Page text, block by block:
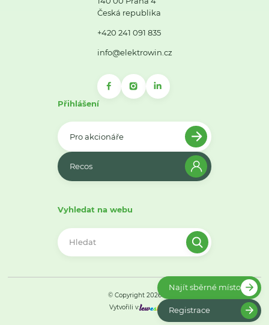
Česká republika
+420 241 091 835
info@elektrowin.cz
Přihlášení
Pro akcionáře
Recos
Vyhledat na webu
© Copyright 2026
Vytvořili v:
Najít sběrné místo
Registrace